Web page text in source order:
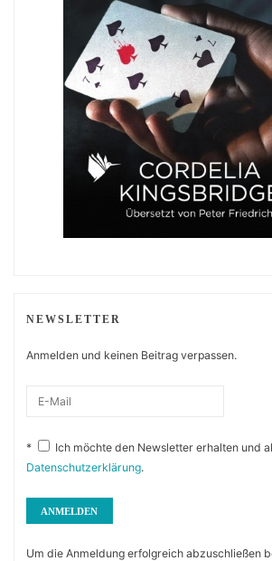
NEWSLETTER
Anmelden und keinen Beitrag verpassen.
*
Ich möchte den Newsletter erhalten und
Datenschutzerklärung.
Um die Anmeldung erfolgreich abzuschließen